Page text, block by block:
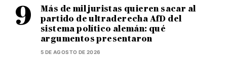
Más de mil juristas quieren sacar al
partido de ultraderecha AfD del
sistema político alemán: qué
argumentos presentaron
5 DE AGOSTO DE 2026